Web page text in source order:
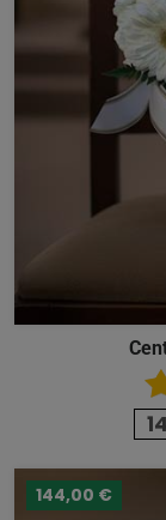
144,00 €